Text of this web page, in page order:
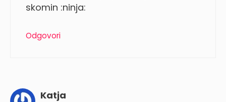
skomin :ninja:
Odgovori
Katja